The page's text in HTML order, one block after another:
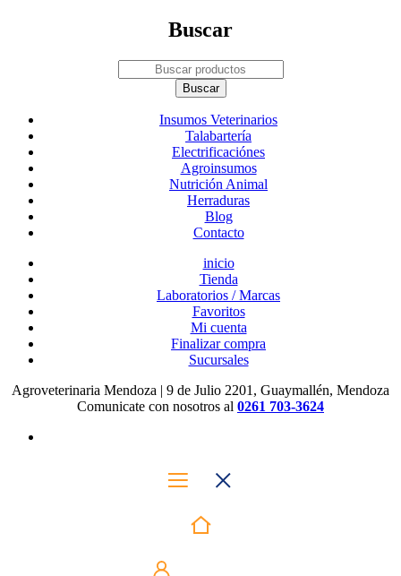
Buscar
Insumos Veterinarios
Talabartería
Electrificaciónes
Agroinsumos
Nutrición Animal
Herraduras
Blog
Contacto
inicio
Tienda
Laboratorios / Marcas
Favoritos
Mi cuenta
Finalizar compra
Sucursales
Agroveterinaria Mendoza | 9 de Julio 2201, Guaymallén, Mendoza
Comunicate con nosotros al 0261 703-3624